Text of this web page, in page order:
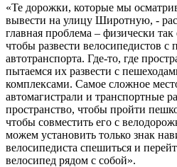
«Те дорожки, которые мы
вывести на улицу Широтную, -
главная проблема – физически
чтобы развести велосипедистов
автотранспорта. Где-то, где
пытаемся их развести с
комплексами. Самое сложное
автомагистрали и транспортные
пространство, чтобы пройти
чтобы совместить его с
можем установить только знак
велосипедиста спешиться и
велосипед рядом с собой».